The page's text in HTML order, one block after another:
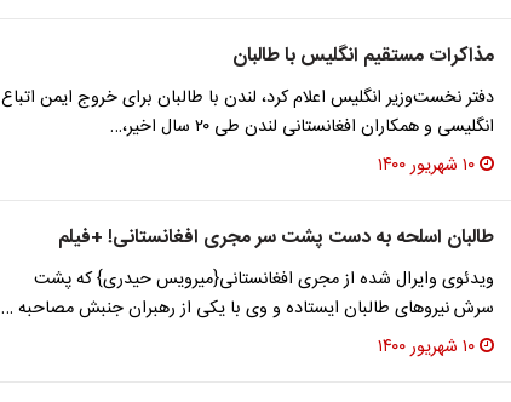
مذاکرات مستقیم انگلیس با طالبان
دفتر نخست‌وزیر انگلیس اعلام کرد، لندن با طالبان برای خروج ایمن اتباع
انگلیسی و همکاران افغانستانی لندن طی ۲۰ سال اخیر،…
۱۰ شهریور ۱۴۰۰
طالبان اسلحه به دست پشت سر مجری افغانستانی! +فیلم
ویدئوی وایرال شده از مجری افغانستانی{میرویس حیدری} که پشت
سرش نیروهای طالبان ایستاده و وی با یکی از رهبران جنبش مصاحبه …
۱۰ شهریور ۱۴۰۰